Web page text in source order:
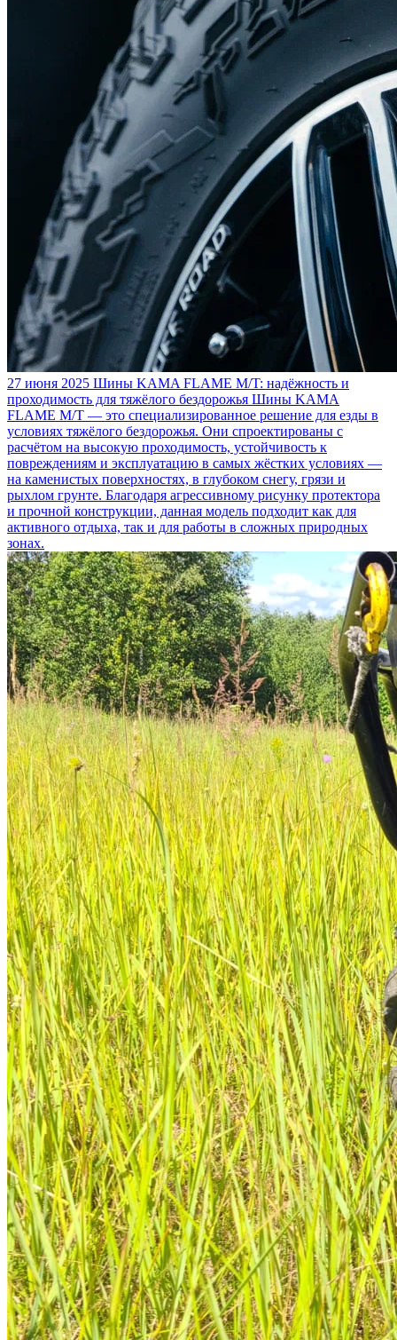
27 июня 2025 Шины KAMA FLAME M/T: надёжность и
проходимость для тяжёлого бездорожья Шины KAMA
FLAME M/T — это специализированное решение для езды в
условиях тяжёлого бездорожья. Они спроектированы с
расчётом на высокую проходимость, устойчивость к
повреждениям и эксплуатацию в самых жёстких условиях —
на каменистых поверхностях, в глубоком снегу, грязи и
рыхлом грунте. Благодаря агрессивному рисунку протектора
и прочной конструкции, данная модель подходит как для
активного отдыха, так и для работы в сложных природных
зонах.